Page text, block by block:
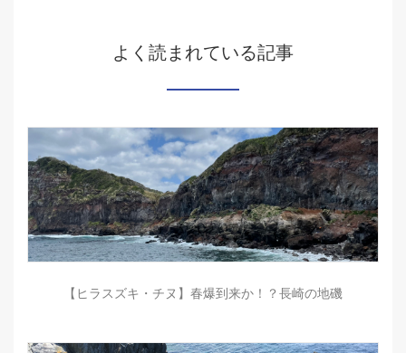
よく読まれている記事
【ヒラスズキ・チヌ】春爆到来か！？長崎の地磯